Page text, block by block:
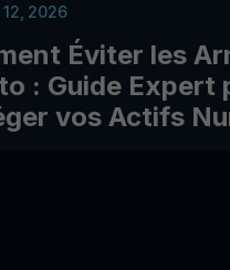
12, 2026
Éviter les
: Guide Expert
vos Actifs